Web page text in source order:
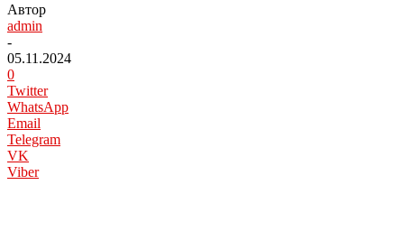
Автор
admin
-
05.11.2024
0
Twitter
WhatsApp
Email
Telegram
VK
Viber